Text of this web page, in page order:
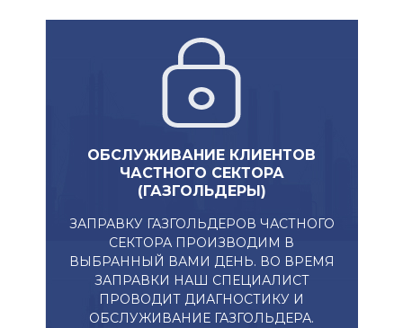
ОБСЛУЖИВАНИЕ КЛИЕНТОВ
ЧАСТНОГО СЕКТОРА
(ГАЗГОЛЬДЕРЫ)​
ЗАПРАВКУ ГАЗГОЛЬДЕРОВ ЧАСТНОГО
СЕКТОРА ПРОИЗВОДИМ В
ВЫБРАННЫЙ ВАМИ ДЕНЬ. ВО ВРЕМЯ
ЗАПРАВКИ НАШ СПЕЦИАЛИСТ
ПРОВОДИТ ДИАГНОСТИКУ И
ОБСЛУЖИВАНИЕ ГАЗГОЛЬДЕРА.